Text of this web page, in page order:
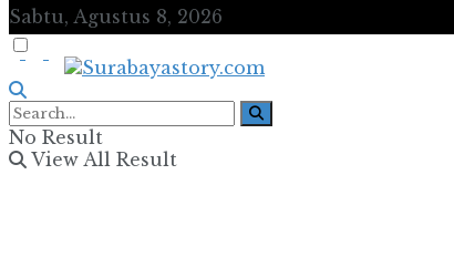
Sabtu, Agustus 8, 2026
No Result
View All Result